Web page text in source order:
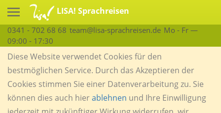
LISA! Sprachreisen
0341 - 702 68 68 team@lisa-sprachreisen.de Mo - Fr —
09:00 - 17:30
Diese Website verwendet Cookies für den
bestmöglichen Service. Durch das Akzeptieren der
Cookies stimmen Sie einer Datenverarbeitung zu. Sie
können dies auch hierablehnen und Ihre Einwilligung